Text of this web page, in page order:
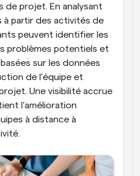
de projet. En analysant
à partir des activités de
peuvent identifier les
problèmes potentiels et
sur les données
de l'équipe et
Une visibilité accrue
l'amélioration
à distance à